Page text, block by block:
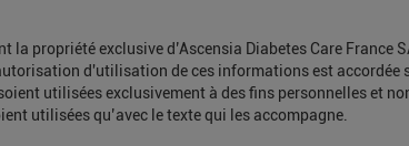
propriété exclusive d’Ascensia Diabetes Care France
d'utilisation de ces informations est
utilisées exclusivement à des fins personnelles et
utilisées qu’avec le texte qui les accompagne.